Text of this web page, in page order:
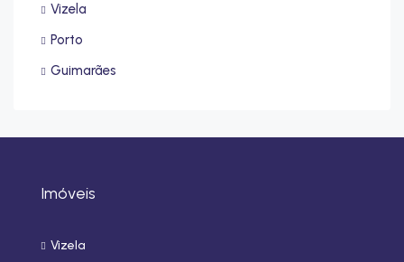
Vizela
Porto
Guimarães
Imóveis
Vizela